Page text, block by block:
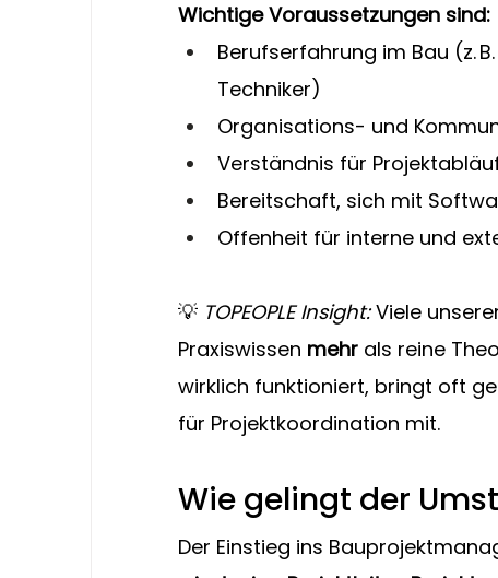
Wichtige Voraussetzungen sind:
Berufserfahrung im Bau (z.
Techniker)
Organisations- und
Verständnis für
Bereitschaft, sich mit
Offenheit für interne und
💡 TOPEOPLE Insight: Viele
Praxiswissen mehr als reine
wirklich funktioniert, bringt oft
für Projektkoordination mit.
Wie gelingt der
Der Einstieg ins